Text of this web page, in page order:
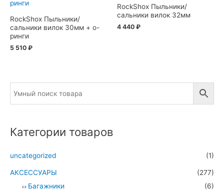
RockShox Пыльники/
сальники вилок 30мм + о-
ринги
5 510 ₽
RockShox Пыльники/
сальники вилок 32мм
4 440 ₽
Категории товаров
uncategorized (1)
АКСЕССУАРЫ
(277)
Багажники
(6)